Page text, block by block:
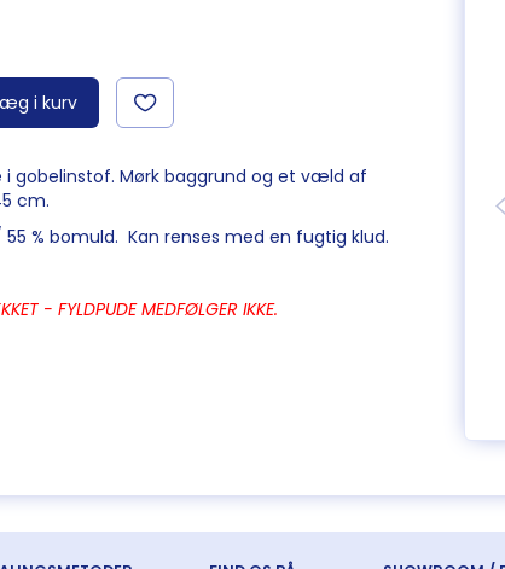
i kurv
i gobelinstof. Mørk baggrund og et væld af
cm.
55 % bomuld. Kan renses med en fugtig klud.
- FYLDPUDE MEDFØLGER IKKE.